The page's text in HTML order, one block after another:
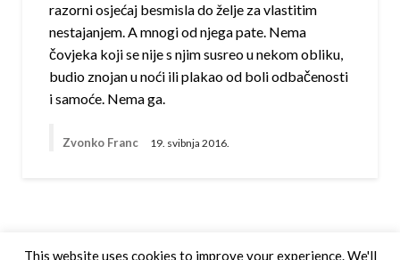
razorni osjećaj besmisla do želje za vlastitim
nestajanjem. A mnogi od njega pate. Nema
čovjeka koji se nije s njim susreo u nekom obliku,
budio znojan u noći ili plakao od boli odbačenosti
i samoće. Nema ga.
Zvonko Franc 19. svibnja 2016.
This website uses cookies to improve your experience. We'll